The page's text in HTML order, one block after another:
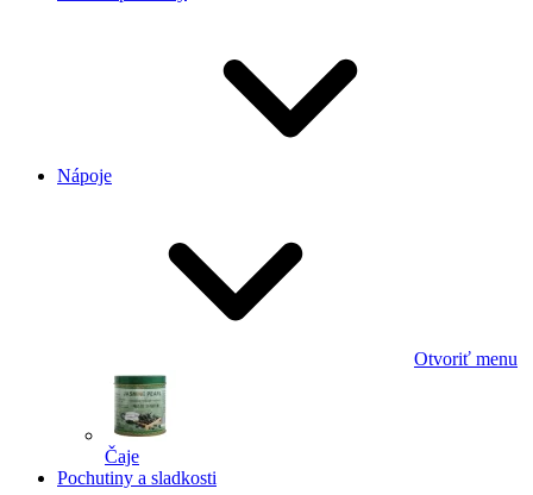
Nápoje
Otvoriť menu
Čaje
Pochutiny a sladkosti